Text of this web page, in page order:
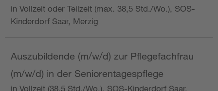
in Vollzeit oder Teilzeit (max. 38,5 Std./Wo.), SOS-
Kinderdorf Saar, Merzig
Auszubildende (m/w/d) zur Pflegefachfrau
(m/w/d) in der Seniorentagespflege
in Vollzeit (38,5 Std./Wo.), SOS-Kinderdorf Saar,